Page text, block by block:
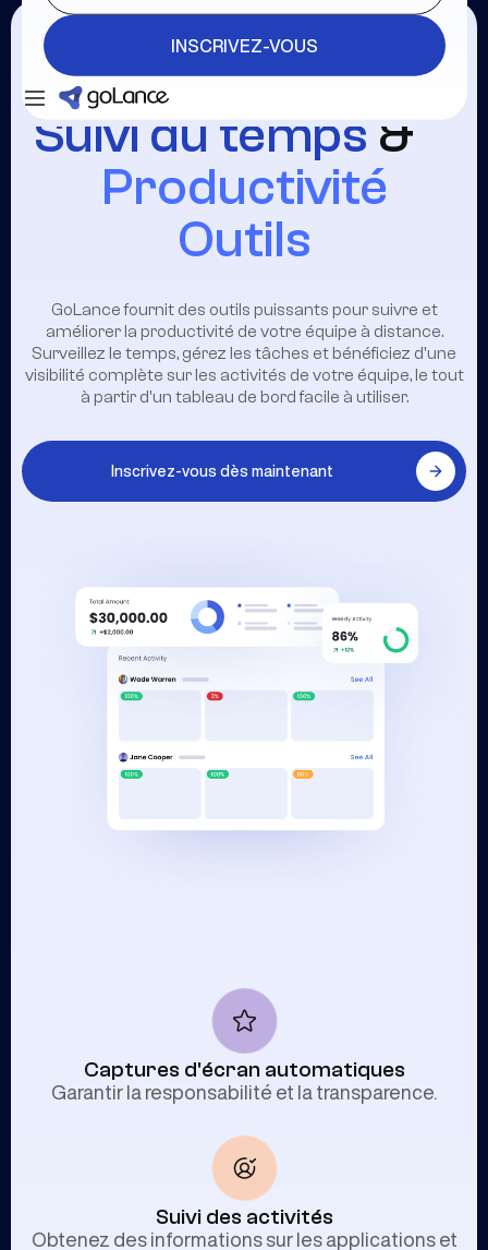
INSCRIVEZ-VOUS
Suivi du temps &
Productivité
Outils
GoLance fournit des outils puissants pour suivre et
améliorer la productivité de votre équipe à distance.
Surveillez le temps, gérez les tâches et bénéficiez d'une
visibilité complète sur les activités de votre équipe, le tout
à partir d'un tableau de bord facile à utiliser.
Inscrivez-vous dès maintenant
Captures d'écran automatiques
Garantir la responsabilité et la transparence.
Suivi des activités
Obtenez des informations sur les applications et